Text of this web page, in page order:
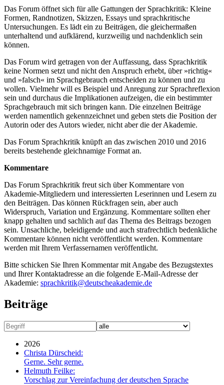
Das Forum öffnet sich für alle Gattungen der Sprachkritik: Kleine
Formen, Randnotizen, Skizzen, Essays und sprachkritische
Untersuchungen. Es lädt ein zu Beiträgen, die gleichermaßen
unterhaltend und aufklärend, kurzweilig und nachdenklich sein
können.
Das Forum wird getragen von der Auffassung, dass Sprachkritik
keine Normen setzt und nicht den Anspruch erhebt, über »richtig«
und »falsch« im Sprachgebrauch entscheiden zu können und zu
wollen. Vielmehr will es Beispiel und Anregung zur Sprachreflexion
sein und durchaus die Implikationen aufzeigen, die ein bestimmter
Sprachgebrauch mit sich bringen kann. Die einzelnen Beiträge
werden namentlich gekennzeichnet und geben stets die Position der
Autorin oder des Autors wieder, nicht aber die der Akademie.
Das Forum Sprachkritik knüpft an das zwischen 2010 und 2016
bereits bestehende gleichnamige Format an.
Kommentare
Das Forum Sprachkritik freut sich über Kommentare von
Akademie-Mitgliedern und interessierten Leserinnen und Lesern zu
den Beiträgen. Das können Rückfragen sein, aber auch
Widerspruch, Variation und Ergänzung. Kommentare sollten eher
knapp gehalten und sachlich auf das Thema des Beitrags bezogen
sein. Unsachliche, beleidigende und auch strafrechtlich bedenkliche
Kommentare können nicht veröffentlicht werden. Kommentare
werden mit Ihrem Verfassernamen veröffentlicht.
Bitte schicken Sie Ihren Kommentar mit Angabe des Bezugstextes
und Ihrer Kontaktadresse an die folgende E-Mail-Adresse der
Akademie: sprachkritik@deutscheakademie.de
Beiträge
2026
Christa Dürscheid:
Gerne. Sehr gerne.
Helmuth Feilke:
Vorschlag zur Vereinfachung der deutschen Sprache